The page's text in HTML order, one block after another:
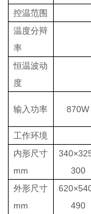
控温范围
温度分辩
率
恒温波动
度
输入功率 870W
工作环境
内形尺寸
mm
340×
300
外形尺寸
mm
620×
490